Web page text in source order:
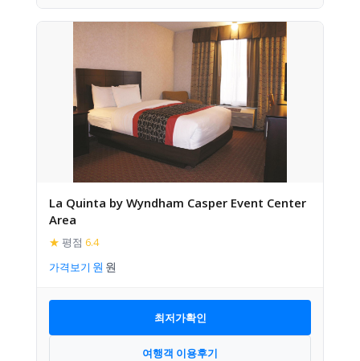
La Quinta by Wyndham Casper Event Center
Area
★ 평점 6.4
가격보기
최저가확인
여행객 이용후기